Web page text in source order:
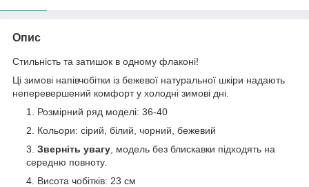
Опис
Стильність та затишок в одному флаконі!
Ці зимові напівчобітки із бежевої натуральної шкіри надають
неперевершений комфорт у холодні зимові дні.
Розмірний ряд моделі: 36-40
Кольори: сірий, білий, чорний, бежевий
Зверніть увагу , модель без блискавки підходять на
середню повноту.
Висота чобітків: 23 см